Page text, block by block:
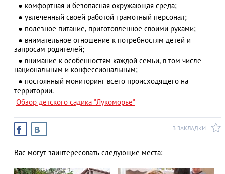
● комфортная и безопасная окружающая среда;
● увлеченный своей работой грамотный персонал;
● полезное питание, приготовленное своими руками;
● внимательное отношение к потребностям детей и
запросам родителей;
● внимание к особенностям каждой семьи, в том числе
национальным и конфессиональным;
● постоянный мониторинг всего происходящего на
территории.
Обзор детского садика "Лукоморье"
В ЗАКЛАДКИ
Вас могут заинтересовать следующие места: